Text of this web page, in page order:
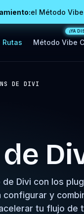
el Método
Rutas Método Vibe
DE DIVI
Divi con los
y
tu flujo